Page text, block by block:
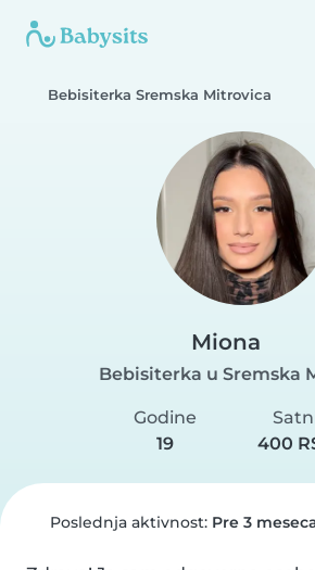
Bebisiterka Sremska Mitrovica
Miona
Bebisiterka u Sremska
Godine
19
400
Poslednja aktivnost: Pre 3